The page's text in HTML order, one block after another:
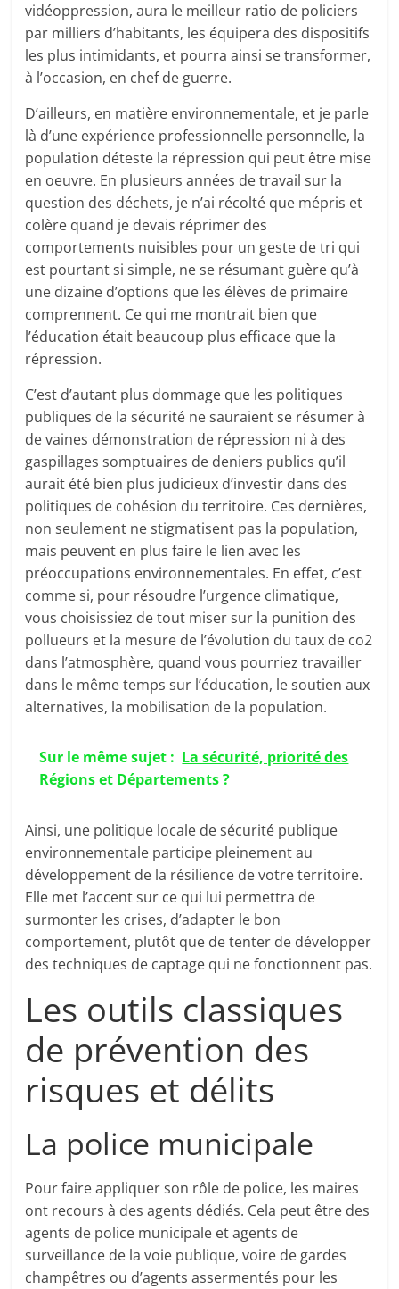
vidéoppression, aura le meilleur ratio de policiers
par milliers d’habitants, les équipera des dispositifs
les plus intimidants, et pourra ainsi se transformer,
à l’occasion, en chef de guerre.
D’ailleurs, en matière environnementale, et je parle
là d’une expérience professionnelle personnelle, la
population déteste la répression qui peut être mise
en oeuvre. En plusieurs années de travail sur la
question des déchets, je n’ai récolté que mépris et
colère quand je devais réprimer des
comportements nuisibles pour un geste de tri qui
est pourtant si simple, ne se résumant guère qu’à
une dizaine d’options que les élèves de primaire
comprennent. Ce qui me montrait bien que
l’éducation était beaucoup plus efficace que la
répression.
C’est d’autant plus dommage que les politiques
publiques de la sécurité ne sauraient se résumer à
de vaines démonstration de répression ni à des
gaspillages somptuaires de deniers publics qu’il
aurait été bien plus judicieux d’investir dans des
politiques de cohésion du territoire. Ces dernières,
non seulement ne stigmatisent pas la population,
mais peuvent en plus faire le lien avec les
préoccupations environnementales. En effet, c’est
comme si, pour résoudre l’urgence climatique,
vous choisissiez de tout miser sur la punition des
pollueurs et la mesure de l’évolution du taux de co2
dans l’atmosphère, quand vous pourriez travailler
dans le même temps sur l’éducation, le soutien aux
alternatives, la mobilisation de la population.
Sur le même sujet : La sécurité, priorité des
Régions et Départements ?
Ainsi, une politique locale de sécurité publique
environnementale participe pleinement au
développement de la résilience de votre territoire.
Elle met l’accent sur ce qui lui permettra de
surmonter les crises, d’adapter le bon
comportement, plutôt que de tenter de développer
des techniques de captage qui ne fonctionnent pas.
Les outils classiques
de prévention des
risques et délits
La police municipale
Pour faire appliquer son rôle de police, les maires
ont recours à des agents dédiés. Cela peut être des
agents de police municipale et agents de
surveillance de la voie publique, voire de gardes
champêtres ou d’agents assermentés pour les